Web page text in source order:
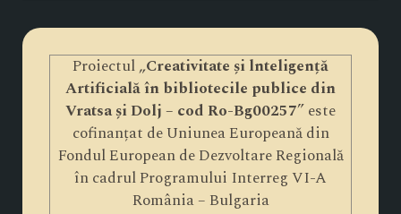
Proiectul „Creativitate și lnteligență
Artificială în bibliotecile publice din
Vratsa și Dolj – cod Ro-Bg00257” este
cofinanțat de Uniunea Europeană din
Fondul European de Dezvoltare Regională
în cadrul Programului Interreg VI-A
România – Bulgaria